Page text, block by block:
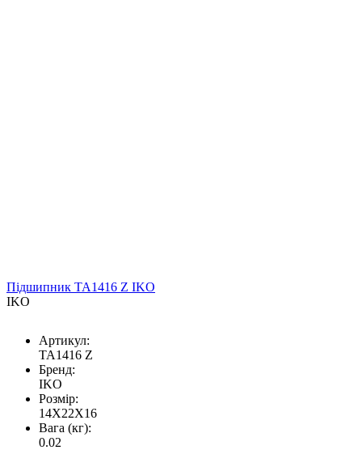
Підшипник TA1416 Z IKO
IKO
Артикул:
TA1416 Z
Бренд:
IKO
Розмір:
14X22X16
Вага (кг):
0.02